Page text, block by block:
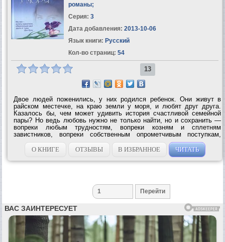
романы;
Серия: 3
Дата добавления: 2013-10-06
Язык книги: Русский
Кол-во страниц: 54
13
Двое людей поженились, у них родился ребенок. Они живут в
райском местечке, на краю земли у моря, и любят друг друга.
Казалось бы, чем может удивить история счастливой семейной
пары? Но ведь любовь нужно не только найти, но и сохранить —
вопреки любым трудностям, вопреки козням и сплетням
завистников, вопреки собственным опрометчивым поступкам,
недоверию и непониманию. И если твоя задача — позаботиться о
безопасности тех, кто...
О КНИГЕ ОТЗЫВЫ В ИЗБРАННОЕ ЧИТАТЬ